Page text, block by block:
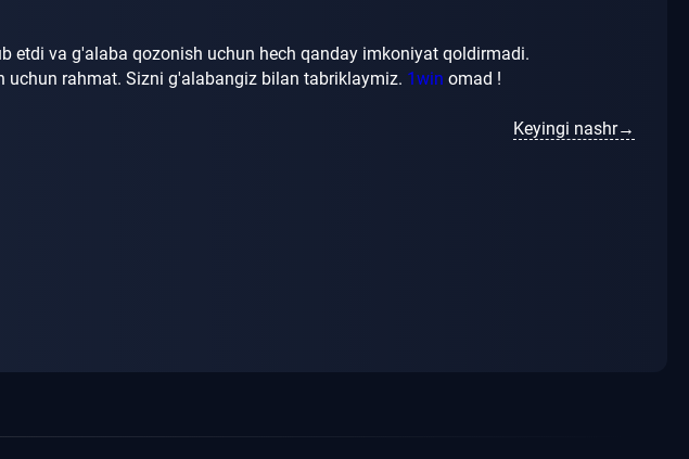
etdi va g'alaba qozonish uchun hech qanday imkoniyat qoldirmadi.
uchun rahmat. Sizni g'alabangiz bilan tabriklaymiz. 1win omad !
Keyingi nashr→